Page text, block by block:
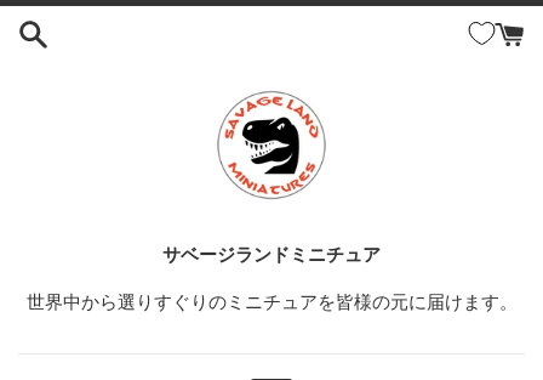
コ
サベージランドミニチュア
世界中から選りすぐりのミニチュアを皆様の元に届けます。